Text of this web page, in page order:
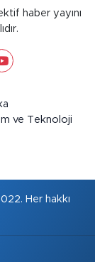
haber yayını
ve Teknoloji
Her hakkı